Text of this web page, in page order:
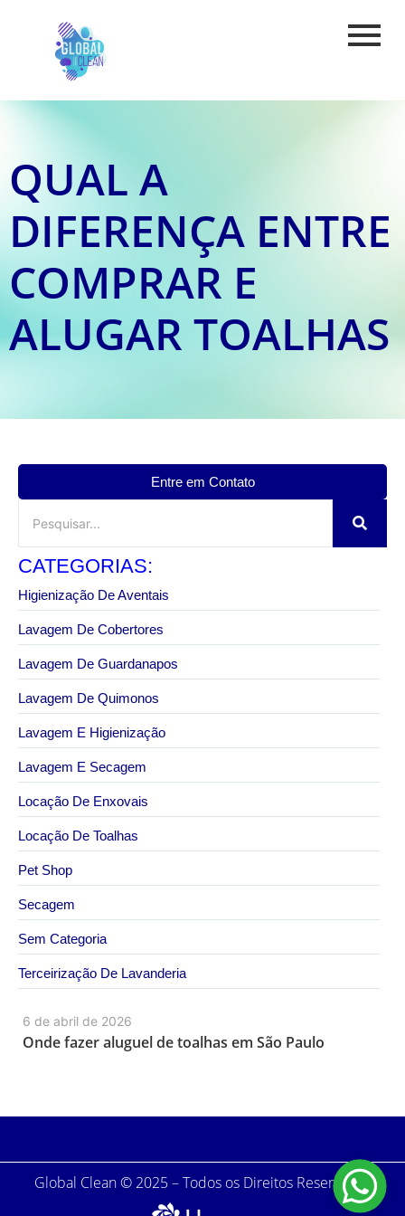
QUAL A
DIFERENÇA ENTRE
COMPRAR E
ALUGAR TOALHAS
6 de abril de 2026
Onde fazer aluguel de toalhas em São Paulo
Entre em Contato
CATEGORIAS:
Higienização De Aventais
Lavagem De Cobertores
Lavagem De Guardanapos
Lavagem De Quimonos
Lavagem E Higienização
Lavagem E Secagem
Locação De Enxovais
Locação De Toalhas
Pet Shop
Secagem
Sem Categoria
Terceirização De Lavanderia
Global Clean © 2025 – Todos os Direitos Reservados